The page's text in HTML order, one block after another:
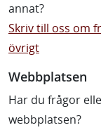
annat?
Skriv till oss om
övrigt
Webbplatsen
Har du frågor
webbplatsen?